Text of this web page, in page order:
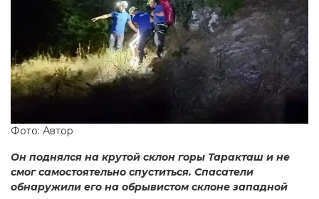
Фото: Автор
Он поднялся на крутой склон горы Таракташ и не
смог самостоятельно спуститься. Спасатели
обнаружили его на обрывистом склоне западной